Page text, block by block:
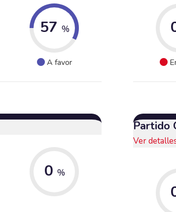
57 %
A favor
0 %
Partido
Ver